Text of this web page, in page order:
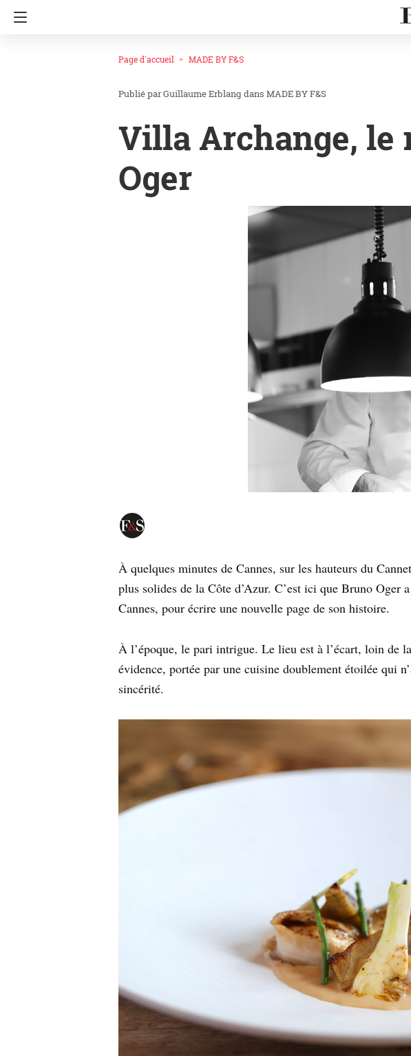
Page d'accueil MADE BY F&S
Guillaume Erblang dans MADE BY F&S
Villa Archange, le
Oger
À quelques minutes de Cannes, sur les hauteurs du
plus solides de la Côte d’Azur. C’est ici que Bruno Oger
Cannes, pour écrire une nouvelle page de son histoire.
À l’époque, le pari intrigue. Le lieu est à l’écart, loin de
évidence, portée par une cuisine doublement étoilée qui
sincérité.